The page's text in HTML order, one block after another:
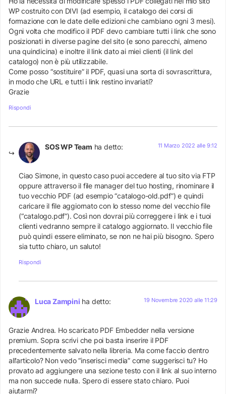
WP costruito con DIVI (ad esempio, il catalogo dei corsi di
formazione con le date delle edizioni che cambiano ogni 3 mesi).
Ogni volta che modifico il PDF devo cambiare tutti i link che sono
posizionati in diverse pagine del sito (e sono parecchi, almeno
una quindicina) e inoltre il link dato ai miei clienti (il link del
catalogo) non è più utilizzabile.
Come posso “sostituire” il PDF, quasi una sorta di sovrascrittura,
in modo che URL e tutti i link restino invariati?
Grazie
Rispondi
SOS WP Team ha detto: 11 Marzo 2022 alle 9:12
Ciao Simone, in questo caso puoi accedere al tuo sito via FTP
oppure attraverso il file manager del tuo hosting, rinominare il
tuo vecchio PDF (ad esempio “catalogo-old.pdf”) e quindi
caricare il file aggiornato con lo stesso nome del vecchio file
(“catalogo.pdf”). Così non dovrai più correggere i link e i tuoi
clienti vedranno sempre il catalogo aggiornato. Il vecchio file
può quindi essere eliminato, se non ne hai più bisogno. Spero
sia tutto chiaro, un saluto!
Rispondi
Luca Zampini ha detto: 19 Novembre 2020 alle 11:29
Grazie Andrea. Ho scaricato PDF Embedder nella versione
premium. Sopra scrivi che poi basta inserire il PDF
precedentemente salvato nella libreria. Ma come faccio dentro
all’articolo? Non vedo “inserisci media” come suggerisci tu? Ho
provato ad aggiungere una sezione testo con il link al suo interno
ma non succede nulla. Spero di essere stato chiaro. Puoi
aiutarmi?